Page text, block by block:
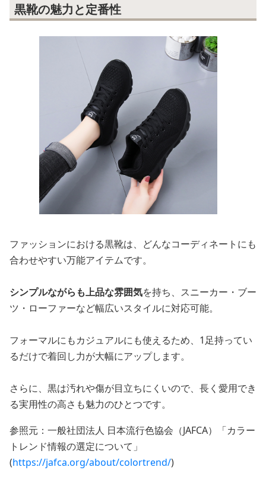
黒靴の魅力と定番性
ファッションにおける黒靴は、どんなコーディネートにも
合わせやすい万能アイテムです。
シンプルながらも上品な雰囲気を持ち、スニーカー・ブー
ツ・ローファーなど幅広いスタイルに対応可能。
フォーマルにもカジュアルにも使えるため、1足持ってい
るだけで着回し力が大幅にアップします。
さらに、黒は汚れや傷が目立ちにくいので、長く愛用でき
る実用性の高さも魅力のひとつです。
参照元：一般社団法人 日本流行色協会（JAFCA）「カラー
トレンド情報の選定について」
(https://jafca.org/about/colortrend/)